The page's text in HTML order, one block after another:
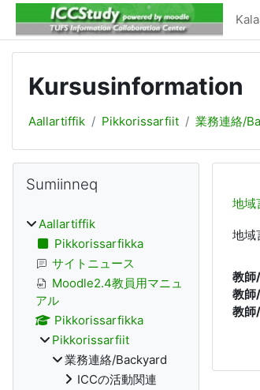
Gå til hovedindhold
Kursusinformation
Aallartiffik Pikkorissarfiit 業務連絡/
地域
地域
教
教
教
Blokke
Sumiinneq
Aallartiffik
Pikkorissarfikka
サイトニュース
Moodle2.4教員用マニュ
アル
Pikkorissarfikka
Pikkorissarfiit
業務連絡/Backyard
ICCの活動関連